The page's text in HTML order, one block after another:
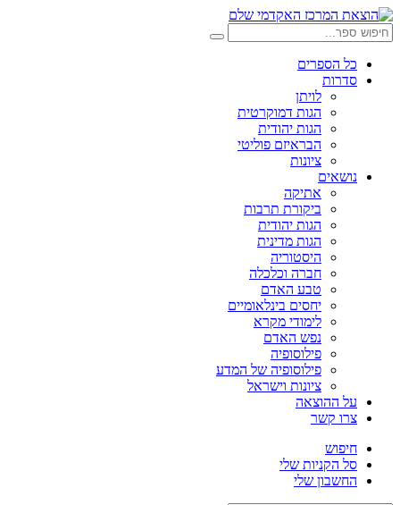
דלג
לתוכן
חיפוש:
חיפוש
כל הספרים
סדרות
לויתן
הגות דמוקרטית
הגות יהודית
הבראיזם פוליטי
ציונות
נושאים
אתיקה
ביקורת תרבות
הגות יהודית
הגות מדינית
היסטוריה
חברה וכלכלה
טבע האדם
יחסים בינלאומיים
לימודי מקרא
נפש האדם
פילוסופיה
פילוסופיה של המדע
ציונות וישראל
על ההוצאה
צרו קשר
חיפוש
סל הקניות שלי
החשבון שלי